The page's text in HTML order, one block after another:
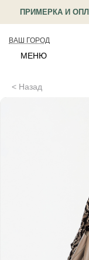
ПРИМЕРКА И
ВАШ ГОРОД
МЕНЮ
< Назад